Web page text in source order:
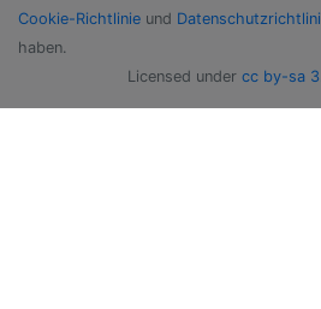
Cookie-Richtlinie und
haben.
Licensed under cc by-sa